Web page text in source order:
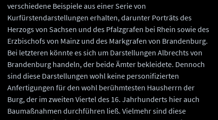
verschiedene Beispiele aus einer Serie von
Kurfürstendarstellungen erhalten, darunter Porträts des
Herzogs von Sachsen und des Pfalzgrafen bei Rhein sowie des
Erzbischofs von Mainz und des Markgrafen von Brandenburg.
Bei letzteren könnte es sich um Darstellungen Albrechts von
Brandenburg handeln, der beide Ämter bekleidete. Dennoch
sind diese Darstellungen wohl keine personifizierten
Anfertigungen für den wohl berühmtesten Hausherrn der
Burg, der im zweiten Viertel des 16. Jahrhunderts hier auch
Baumaßnahmen durchführen ließ. Vielmehr sind diese